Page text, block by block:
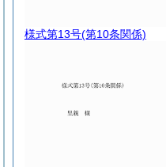
様式第13号(第10条関係)